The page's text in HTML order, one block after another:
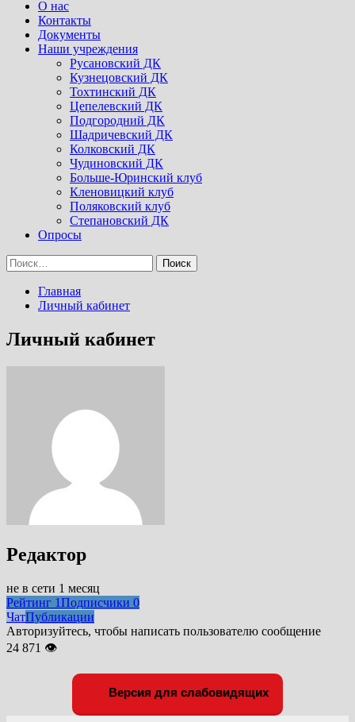
Menu
О нас
Контакты
Документы
Наши учреждения
Русановский ДК
Кузнецовский ДК
Тохтинский ДК
Цепелевский ДК
Подгородний ДК
Шадричевский ДК
Колковский ДК
Чудиновский ДК
Больше-Юринский клуб
Кленовицкий клуб
Поляковский клуб
Степановский ДК
Опросы
Найти:
Главная
Личный кабинет
Личный кабинет
Редактор
не в сети 1 месяц
Рейтинг 1Подписчики 0
ЧатПубликации
Авторизуйтесь, чтобы написать пользователю сообщение
24 871 👁
Версия для слабовидящих